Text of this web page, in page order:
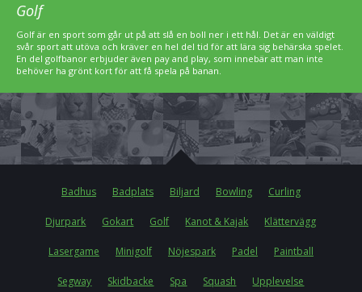
Golf
Golf är en sport som går ut på att slå en boll ner i ett hål. Det är en väldigt
svår sport att utöva och kräver en hel del tid för att lära sig behärska spelet.
En del golfbanor erbjuder även pay and play, som innebär att man inte
behöver ha grönt kort för att få spela på banan.
Badhus Badplats Biljard Bowling Curling
Djurpark Gokart Golf Kanot & Kajak Klättervägg
Lasergame Minigolf Nöjespark Padel Paintball
Segway Skidbacke Spa Squash Upplevelse